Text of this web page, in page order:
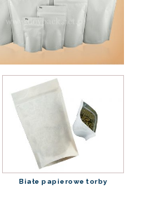
Białe papierowe torby